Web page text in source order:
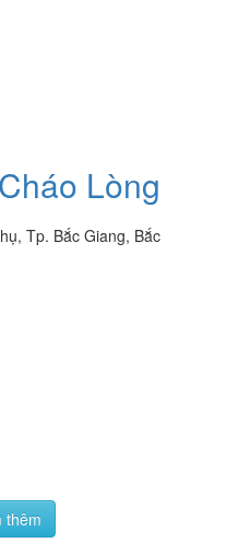
Lòng
Tp. Bắc Giang, Bắc
thêm